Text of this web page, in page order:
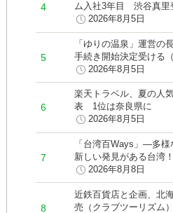
ム入社3年目 渋谷真里
2026年8月5日
「ゆりの温泉」運営の
手続き開始決定受ける
2026年8月5日
楽天トラベル、夏の人
表 1位は奈良県に
2026年8月5日
「台湾百Ways」―多
新しい発見がある台湾！
2026年8月8日
近鉄百貨店と企画、北
売（クラブツーリズム）